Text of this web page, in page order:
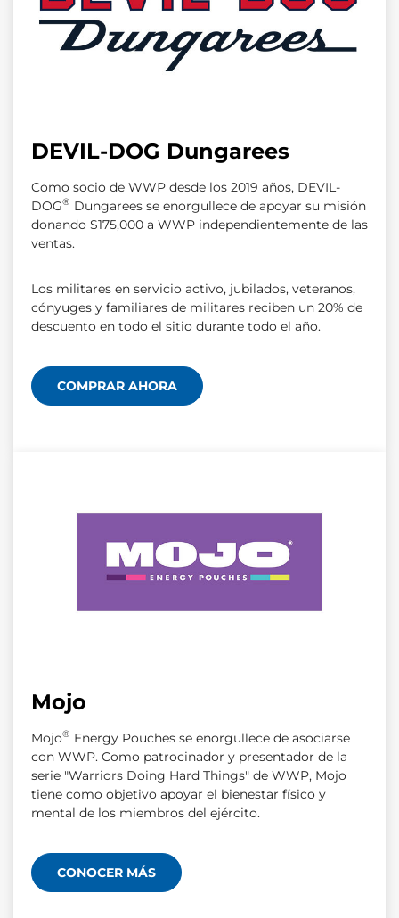
DEVIL-DOG Dungarees
Como socio de WWP desde los 2019 años, DEVIL-
DOG® Dungarees se enorgullece de apoyar su misión
donando $175,000 a WWP independientemente de las
ventas.
Los militares en servicio activo, jubilados, veteranos,
cónyuges y familiares de militares reciben un 20% de
descuento en todo el sitio durante todo el año.
COMPRAR AHORA
Mojo
Mojo® Energy Pouches se enorgullece de asociarse
con WWP. Como patrocinador y presentador de la
serie "Warriors Doing Hard Things" de WWP, Mojo
tiene como objetivo apoyar el bienestar físico y
mental de los miembros del ejército.
CONOCER MÁS